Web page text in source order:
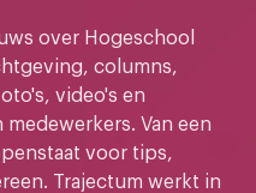
over Hogeschool
columns,
video's en
Van een
voor tips,
Trajectum werkt in